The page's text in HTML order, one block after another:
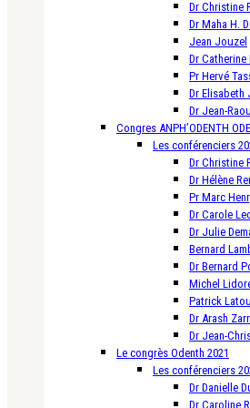
Dr Christine
Dr Maha H.
Jean Jouzel
Dr Catherine
Pr Hervé
Dr Elisabeth
Dr Jean-
Congres ANPH’ODENTH
Les conférenciers
Dr Christine
Dr Hélène
Pr Marc
Dr Carole
Dr Julie
Bernard
Dr Bernard
Michel
Patrick
Dr Arash
Dr Jean-
Le congrès Odenth 2021
Les conférenciers
Dr Danielle
Dr Caroline